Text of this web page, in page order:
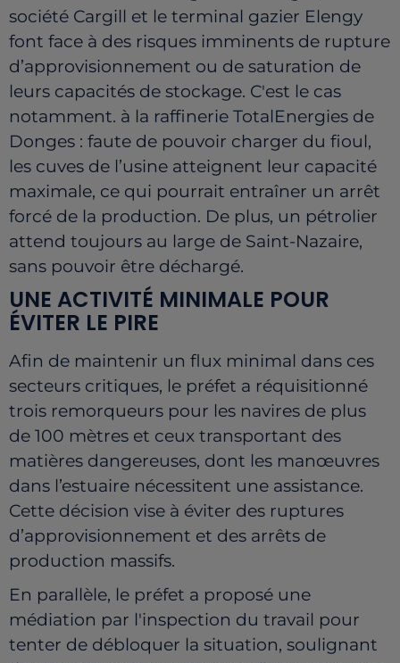
société Cargill et le terminal gazier Elengy
font face à des risques imminents de rupture
d’approvisionnement ou de saturation de
leurs capacités de stockage. C'est le cas
notamment. à la raffinerie TotalEnergies de
Donges : faute de pouvoir charger du fioul,
les cuves de l’usine atteignent leur capacité
maximale, ce qui pourrait entraîner un arrêt
forcé de la production. De plus, un pétrolier
attend toujours au large de Saint-Nazaire,
sans pouvoir être déchargé.
UNE ACTIVITÉ MINIMALE POUR
ÉVITER LE PIRE
Afin de maintenir un flux minimal dans ces
secteurs critiques, le préfet a réquisitionné
trois remorqueurs pour les navires de plus
de 100 mètres et ceux transportant des
matières dangereuses, dont les manœuvres
dans l’estuaire nécessitent une assistance.
Cette décision vise à éviter des ruptures
d’approvisionnement et des arrêts de
production massifs.
En parallèle, le préfet a proposé une
médiation par l'inspection du travail pour
tenter de débloquer la situation, soulignant